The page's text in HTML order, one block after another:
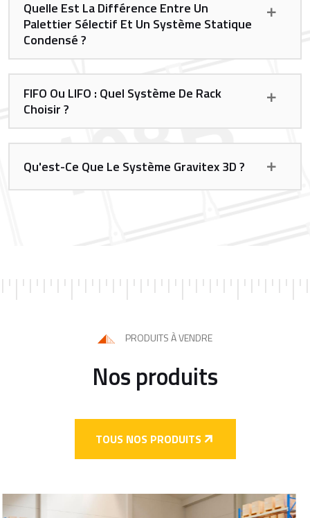
Quelle Est La Différence Entre Un
Palettier Sélectif Et Un Système Statique
Condensé ?
FIFO Ou LIFO : Quel Système De Rack
Choisir ?
Qu'est-Ce Que Le Système Gravitex 3D ?
PRODUITS À VENDRE
Nos produits
TOUS NOS PRODUITS